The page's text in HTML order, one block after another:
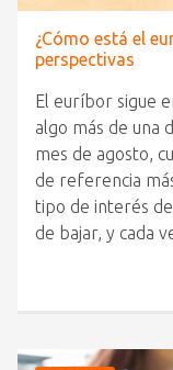
¿Cómo está el
perspectivas
El euríbor sigue
algo más de una
mes de agosto,
de referencia
tipo de interés
de bajar, y cada